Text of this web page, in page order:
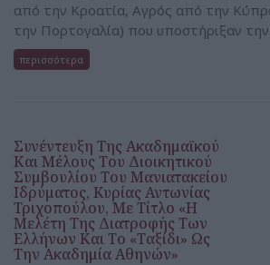
από την Κροατία, Αγρός από την
την Πορτογαλία) που υποστήριξαν
περισσότερα
Συνέντευξη Της Ακαδημαϊκού
Και Μέλους Του Διοικητικού
Συμβουλίου Του Μανιατακείου
Ιδρύματος, Κυρίας Αντωνίας
Τριχοπούλου, Με Τίτλο «Η
Μελέτη Της Διατροφής Των
Ελλήνων Και Το «Ταξίδι» Ως
Την Ακαδημία Αθηνών»